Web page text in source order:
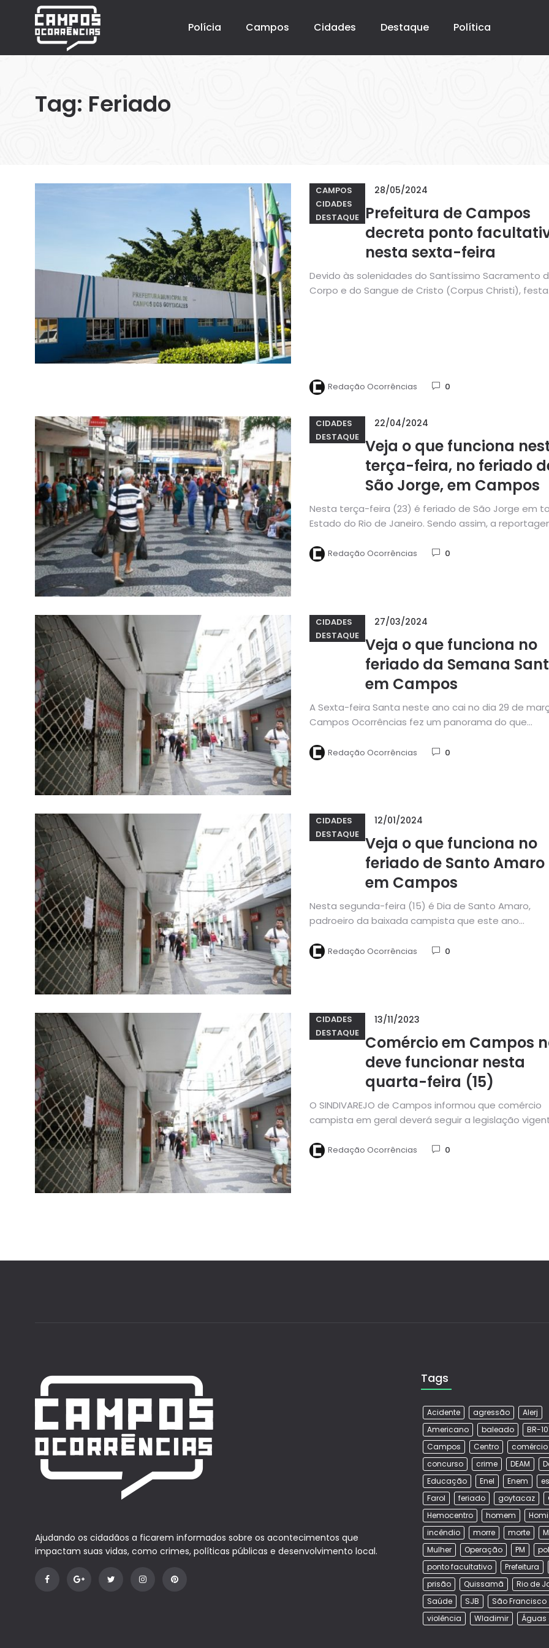
Polícia Campos Cidades Destaque Política
Tag: Feriado
CAMPOS
CIDADES
DESTAQUE
28/05/2024
Prefeitura de Campos
decreta ponto
nesta sexta-feira
Devido às solenidades do Santíssimo Sacramento
Corpo e do Sangue de Cristo (Corpus Christi), festa
Redação Ocorrências 0
CIDADES
DESTAQUE
22/04/2024
Veja o que funciona
terça-feira, no feriado
São Jorge, em Campos
Nesta terça-feira (23) é feriado de São Jorge em
Estado do Rio de Janeiro. Sendo assim, a
Redação Ocorrências 0
CIDADES
DESTAQUE
27/03/2024
Veja o que funciona no
feriado da Semana
em Campos
A Sexta-feira Santa neste ano cai no dia 29 de
Campos Ocorrências fez um panorama do que...
Redação Ocorrências 0
CIDADES
DESTAQUE
12/01/2024
Veja o que funciona no
feriado de Santo Amaro
em Campos
Nesta segunda-feira (15) é Dia de Santo Amaro,
padroeiro da baixada campista que este ano
Redação Ocorrências 0
CIDADES
DESTAQUE
13/11/2023
Comércio em Campos
deve funcionar nesta
quarta-feira (15)
O SINDIVAREJO de Campos informou que comércio
campista em geral deverá seguir a legislação
Redação Ocorrências 0
Ajudando os cidadãos a ficarem informados sobre os acontecimentos que
impactam suas vidas, como crimes, políticas públicas e desenvolvimento local.
Tags
Acidente agressão
Alerj
Americano
baleado
BR-
Campos
Centro
comércio
concurso
crime DEAM
Educação
Enel Enem
Farol
feriado goytacaz
Hemocentro
homem
incêndio
morre morte
Mulher
Operação PM
ponto facultativo
Prefeitura
prisão
Quissamã
Rio de
Saúde
SJB
São Francisco
violência
Wladimir Águas